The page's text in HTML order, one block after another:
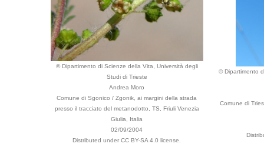
© Dipartimento di Scienze della Vita, Università degli
Studi di Trieste
Andrea Moro
Comune di Sgonico / Zgonik, ai margini della strada
presso il tracciato del metanodotto, TS, Friuli Venezia
Giulia, Italia
02/09/2004
Distributed under CC BY-SA 4.0 license.
© Dipartimento
Comune di